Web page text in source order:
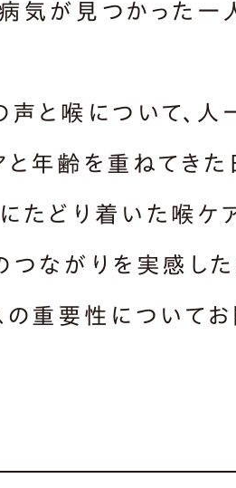
気が見つかった一
声と喉について、人
と年齢を重ねてきた
たどり着いた喉ケ
ながりを実感した
の重要性についてお